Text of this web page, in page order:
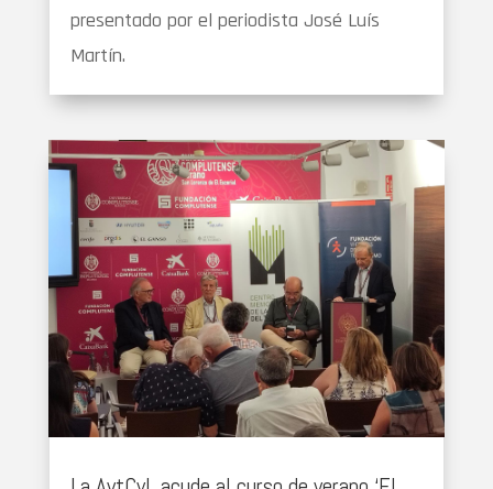
presentado por el periodista José Luís
Martín.